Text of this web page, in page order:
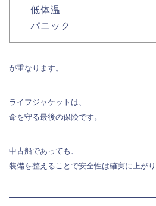
低体温
パニック
が重なります。
ライフジャケットは、
命を守る最後の保険です。
中古船であっても、
装備を整えることで安全性は確実に上がり